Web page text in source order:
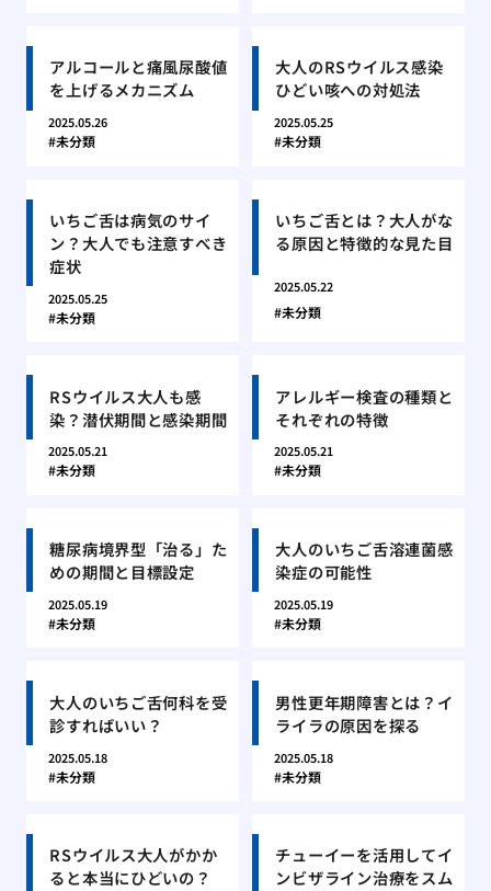
アルコールと痛風尿酸値
を上げるメカニズム
2025.05.26
未分類
大人のRSウイルス感染
ひどい咳への対処法
2025.05.25
未分類
いちご舌は病気のサイ
ン？大人でも注意すべき
症状
2025.05.25
未分類
いちご舌とは？大人がな
る原因と特徴的な見た目
2025.05.22
未分類
RSウイルス大人も感
染？潜伏期間と感染期間
2025.05.21
未分類
アレルギー検査の種類と
それぞれの特徴
2025.05.21
未分類
糖尿病境界型「治る」た
めの期間と目標設定
2025.05.19
未分類
大人のいちご舌溶連菌感
染症の可能性
2025.05.19
未分類
大人のいちご舌何科を受
診すればいい？
2025.05.18
未分類
男性更年期障害とは？イ
ライラの原因を探る
2025.05.18
未分類
RSウイルス大人がかか
ると本当にひどいの？
チューイーを活用してイ
ンビザライン治療をスム